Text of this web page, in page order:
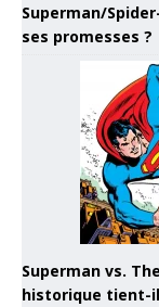
Superman/
ses promesses ?
Superman vs.
historique tient-